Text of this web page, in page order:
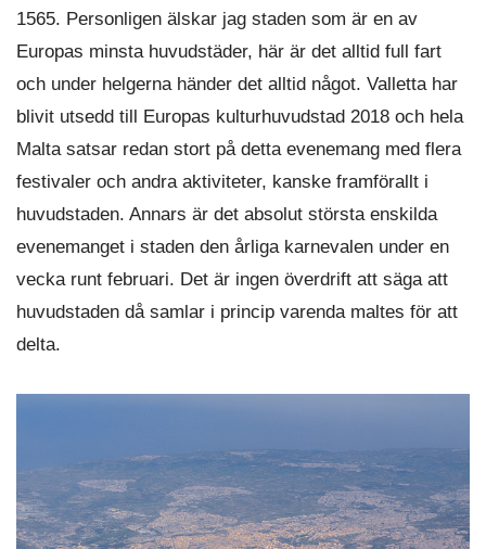
1565. Personligen älskar jag staden som är en av
Europas minsta huvudstäder, här är det alltid full fart
och under helgerna händer det alltid något. Valletta har
blivit utsedd till Europas kulturhuvudstad 2018 och hela
Malta satsar redan stort på detta evenemang med flera
festivaler och andra aktiviteter, kanske framförallt i
huvudstaden. Annars är det absolut största enskilda
evenemanget i staden den årliga karnevalen under en
vecka runt februari. Det är ingen överdrift att säga att
huvudstaden då samlar i princip varenda maltes för att
delta.